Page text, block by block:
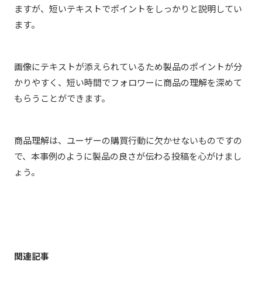
ますが、短いテキストでポイントをしっかりと説明してい
ます。
画像にテキストが添えられているため製品のポイントが分
かりやすく、短い時間でフォロワーに商品の理解を深めて
もらうことができます。
商品理解は、ユーザーの購買行動に欠かせないものですの
で、本事例のように製品の良さが伝わる投稿を心がけまし
ょう。
関連記事